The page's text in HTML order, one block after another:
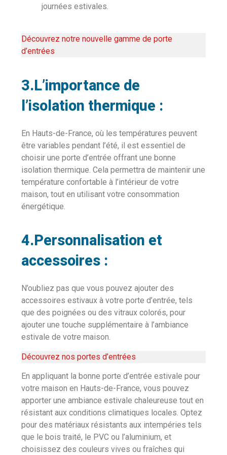
journées estivales.
Découvrez notre nouvelle gamme de porte
d’entrées
3.L’importance de
l’isolation thermique :
En Hauts-de-France, où les températures peuvent
être variables pendant l’été, il est essentiel de
choisir une porte d’entrée offrant une bonne
isolation thermique. Cela permettra de maintenir une
température confortable à l’intérieur de votre
maison, tout en utilisant votre consommation
énergétique.
4.Personnalisation et
accessoires :
N’oubliez pas que vous pouvez ajouter des
accessoires estivaux à votre porte d’entrée, tels
que des poignées ou des vitraux colorés, pour
ajouter une touche supplémentaire à l’ambiance
estivale de votre maison.
Découvrez nos portes d’entrées
En appliquant la bonne porte d’entrée estivale pour
votre maison en Hauts-de-France, vous pouvez
apporter une ambiance estivale chaleureuse tout en
résistant aux conditions climatiques locales. Optez
pour des matériaux résistants aux intempéries tels
que le bois traité, le PVC ou l’aluminium, et
choisissez des couleurs vives ou fraîches qui